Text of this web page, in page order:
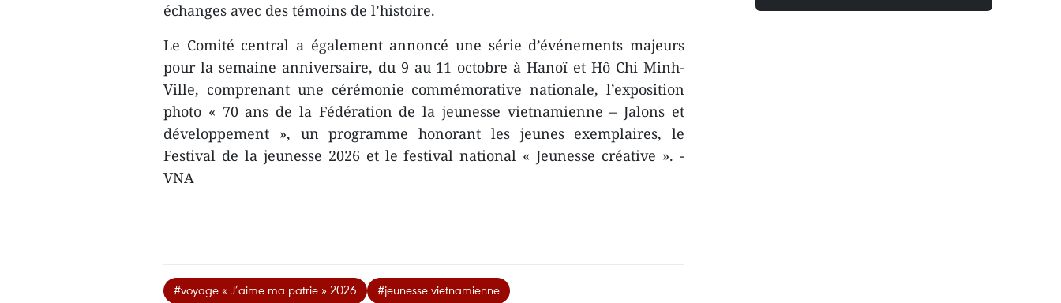
échanges avec des témoins de l’histoire.
Le Comité central a également annoncé une série d’événements majeurs
pour la semaine anniversaire, du 9 au 11 octobre à Hanoï et Hô Chi Minh-
Ville, comprenant une cérémonie commémorative nationale, l’exposition
photo « 70 ans de la Fédération de la jeunesse vietnamienne – Jalons et
développement », un programme honorant les jeunes exemplaires, le
Festival de la jeunesse 2026 et le festival national « Jeunesse créative ». -
VNA
#voyage « J’aime ma patrie » 2026 #jeunesse vietnamienne